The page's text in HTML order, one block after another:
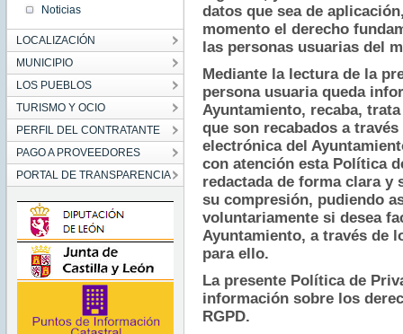
Noticias
LOCALIZACIÓN
MUNICIPIO
LOS PUEBLOS
TURISMO Y OCIO
PERFIL DEL CONTRATANTE
PAGO A PROVEEDORES
PORTAL DE TRANSPARENCIA
datos que sea de
momento el derecho
las personas usuarias del
Mediante la lectura de la
persona usuaria queda
Ayuntamiento, recaba,
que son recabados a
electrónica del
con atención esta Política
redactada de forma clara
su compresión, pudiendo
voluntariamente si desea
Ayuntamiento, a través de
para ello.
La presente Política de
información sobre los
RGPD.